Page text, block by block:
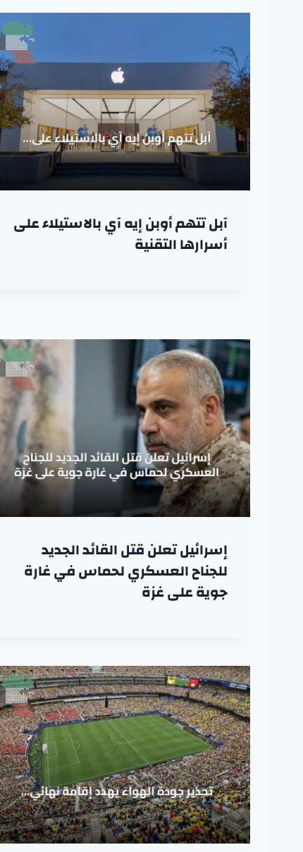
آبل تتهم أوبن إيه آي بالاستيلاء على
أسرارها التقنية
إسرائيل تعلن قتل القائد الجديد
للجناح العسكري لحماس في غارة
جوية على غزة